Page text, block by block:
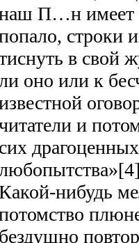
П…н имеет
строки
в свой
оно или к
и
сих
нибудь
бездушно